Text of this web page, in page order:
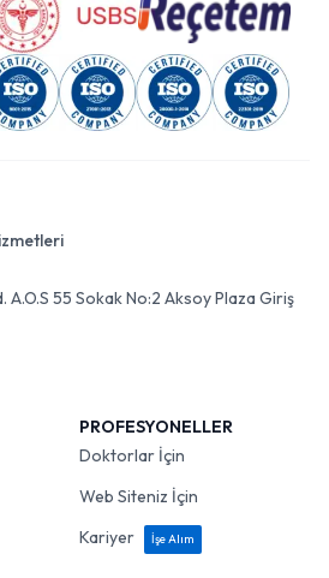
A.O.S 55 Sokak No:2 Aksoy Plaza Giriş
PROFESYONELLER
Doktorlar İçin
Web Siteniz İçin
Kariyer
İşe Alım